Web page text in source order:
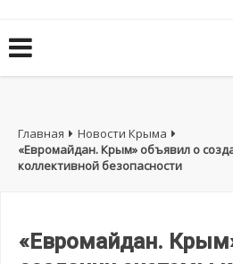
Главная
Новости Крыма
«Евромайдан. Крым» объявил о
коллективной безопасности
«Евромайдан.